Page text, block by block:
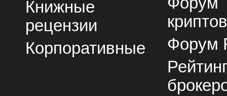
Книжные
рецензии
Корпоративные
Форум